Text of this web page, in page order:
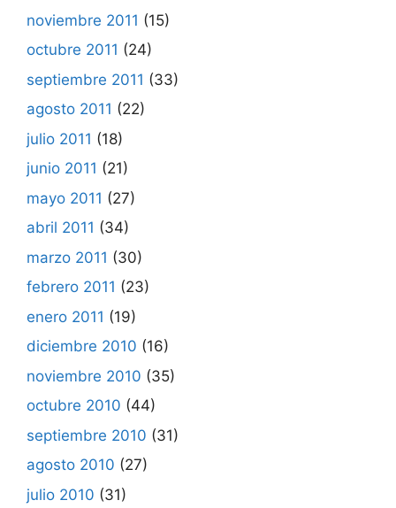
noviembre 2011 (15)
octubre 2011 (24)
septiembre 2011 (33)
agosto 2011 (22)
julio 2011 (18)
junio 2011 (21)
mayo 2011 (27)
abril 2011 (34)
marzo 2011 (30)
febrero 2011 (23)
enero 2011 (19)
diciembre 2010 (16)
noviembre 2010 (35)
octubre 2010 (44)
septiembre 2010 (31)
agosto 2010 (27)
julio 2010 (31)